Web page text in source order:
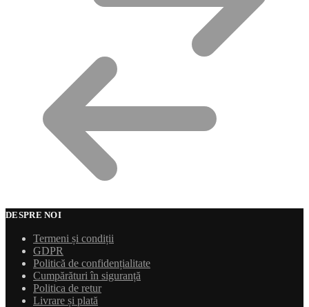
DESPRE NOI
Termeni și condiții
GDPR
Politică de confidențialitate
Cumpărături în siguranță
Politica de retur
Livrare și plată